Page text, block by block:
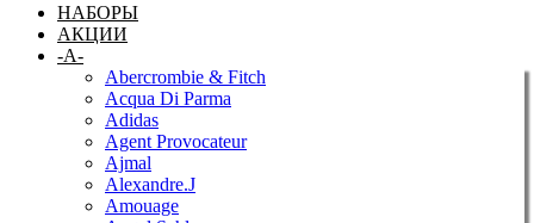
НАБОРЫ
АКЦИИ
-A-
Abercrombie & Fitch
Acqua Di Parma
Adidas
Agent Provocateur
Ajmal
Alexandre.J
Amouage